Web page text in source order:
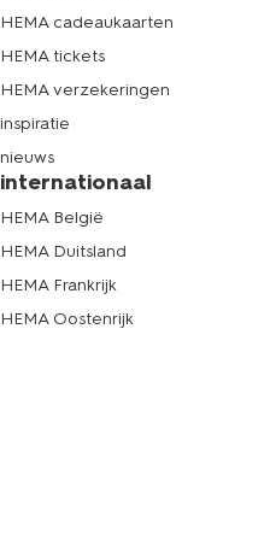
HEMA cadeaukaarten
HEMA tickets
HEMA verzekeringen
inspiratie
nieuws
internationaal
HEMA België
HEMA Duitsland
HEMA Frankrijk
HEMA Oostenrijk